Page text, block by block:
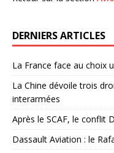
DERNIERS ARTICLES
La France face au choix
La Chine dévoile trois
interarmées
Après le SCAF, le conflit
Dassault Aviation : le